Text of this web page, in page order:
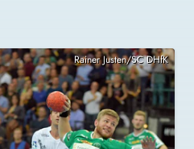
Rainer Justen/SC DHfK